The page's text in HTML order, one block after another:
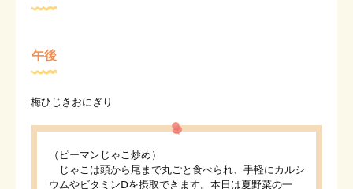
午後
梅ひじきおにぎり
（ピーマンじゃこ炒め）
じゃこは頭から尾まで丸ごと食べられ、手軽にカルシ
ウムやビタミンⅮを摂取できます。本日は夏野菜の一